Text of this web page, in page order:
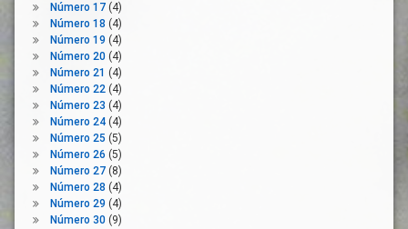
Unidas
Podemos
Universidades
Vacuna
Recuperación
Economica
Sectores
Económicos
Trabajadores
Tripartismo
UGT
Universidad
Número 17(4)
Número 18 (4)
Número 19 (4)
Número 20(4)
Número 21 (4)
Número 22(4)
Número 23 (4)
Número 24(4)
Número 25 (5)
Número 26 (5)
Número 27(8)
Número 28 (4)
Número 29 (4)
Número 30(9)